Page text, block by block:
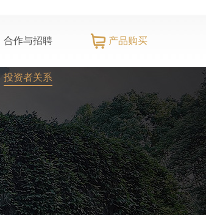
合作与招聘
招商加盟
投资者关系
社会责任
信息公示
产品购买